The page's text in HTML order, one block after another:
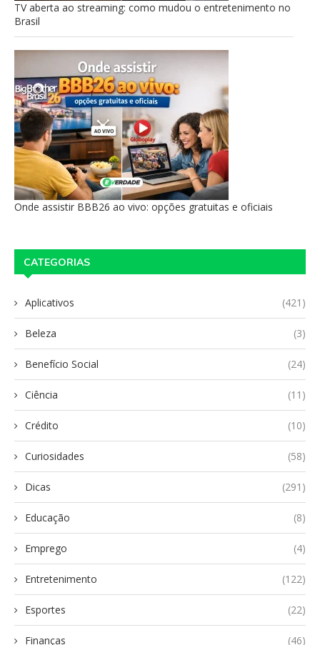
TV aberta ao streaming: como mudou o entretenimento no
Brasil
Onde assistir BBB26 ao vivo: opções gratuitas e oficiais
CATEGORIAS
Aplicativos (421)
Beleza (3)
Benefício Social (24)
Ciência (11)
Crédito (10)
Curiosidades (58)
Dicas (291)
Educação (8)
Emprego (4)
Entretenimento (122)
Esportes (22)
Finanças (46)